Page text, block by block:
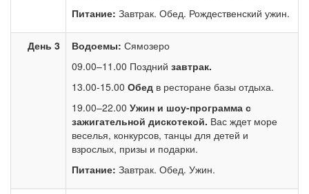
Питание: Завтрак. Обед. Рождественский ужин.
День 3 Водоемы: Сямозеро
09.00–11.00 Поздний завтрак.
13.00-15.00 Обед в ресторане базы отдыха.
19.00–22.00 Ужин и шоу-программа с
зажигательной дискотекой. Вас ждет море
веселья, конкурсов, танцы для детей и
взрослых, призы и подарки.
Питание: Завтрак. Обед. Ужин.